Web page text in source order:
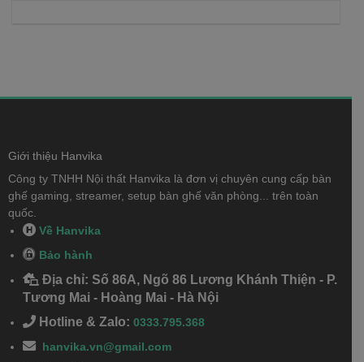
Giới thiệu Hanvika
Công ty TNHH Nội thất Hanvika là đơn vị chuyên cung cấp bàn
ghế gaming, streamer, setup bàn ghế văn phòng... trên toàn
quốc.
Về Hanvika
Bảo hành
Địa chỉ: Số 86A, Ngõ 86 Lương Khánh Thiện - P.
Tương Mai - Hoàng Mai - Hà Nội
Hotline & Zalo: 0333.795.368
hanvika.vn@gmail.com